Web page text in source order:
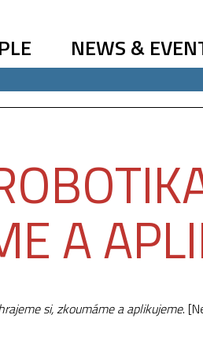
NEWS &
A
si, zkoumáme a aplikujeme.